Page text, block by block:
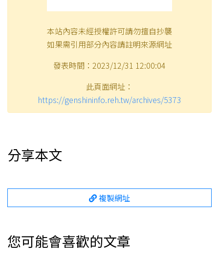
本站內容未經授權許可請勿擅自抄襲
如果需引用部分內容請註明來源網址
發表時間：2023/12/31 12:00:04
此頁面網址：
https://genshininfo.reh.tw/archives/5373
分享本文
複製網址
您可能會喜歡的文章